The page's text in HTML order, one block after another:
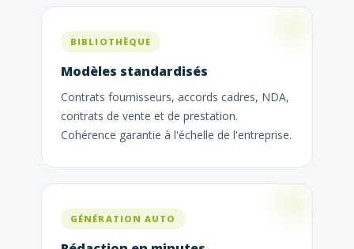
BIBLIOTHÈQUE
Modèles standardisés
Contrats fournisseurs, accords cadres, NDA,
contrats de vente et de prestation.
Cohérence garantie à l'échelle de l'entreprise.
GÉNÉRATION AUTO